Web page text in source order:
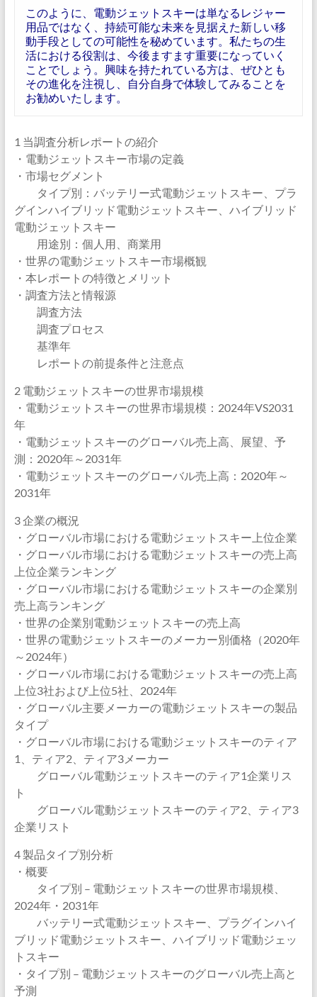
このように、電動ジェットスキーは単なるレジャー
用品ではなく、持続可能な未来を見据えた新しい移
動手段としての可能性を秘めています。私たちの生
活における役割は、今後ますます重要になっていく
ことでしょう。興味を持たれている方は、ぜひとも
その進化を注視し、自分自身で体験してみることを
お勧めいたします。
1 当調査分析レポートの紹介
・電動ジェットスキー市場の定義
・市場セグメント
タイプ別：バッテリー式電動ジェットスキー、プラ
グインハイブリッド電動ジェットスキー、ハイブリッド
電動ジェットスキー
用途別：個人用、商業用
・世界の電動ジェットスキー市場概観
・本レポートの特徴とメリット
・調査方法と情報源
調査方法
調査プロセス
基準年
レポートの前提条件と注意点
2 電動ジェットスキーの世界市場規模
・電動ジェットスキーの世界市場規模：2024年VS2031
年
・電動ジェットスキーのグローバル売上高、展望、予
測：2020年～2031年
・電動ジェットスキーのグローバル売上高：2020年～
2031年
3 企業の概況
・グローバル市場における電動ジェットスキー上位企業
・グローバル市場における電動ジェットスキーの売上高
上位企業ランキング
・グローバル市場における電動ジェットスキーの企業別
売上高ランキング
・世界の企業別電動ジェットスキーの売上高
・世界の電動ジェットスキーのメーカー別価格（2020年
～2024年）
・グローバル市場における電動ジェットスキーの売上高
上位3社および上位5社、2024年
・グローバル主要メーカーの電動ジェットスキーの製品
タイプ
・グローバル市場における電動ジェットスキーのティア
1、ティア2、ティア3メーカー
グローバル電動ジェットスキーのティア1企業リス
ト
グローバル電動ジェットスキーのティア2、ティア3
企業リスト
4 製品タイプ別分析
・概要
タイプ別 – 電動ジェットスキーの世界市場規模、
2024年・2031年
バッテリー式電動ジェットスキー、プラグインハイ
ブリッド電動ジェットスキー、ハイブリッド電動ジェッ
トスキー
・タイプ別 – 電動ジェットスキーのグローバル売上高と
予測